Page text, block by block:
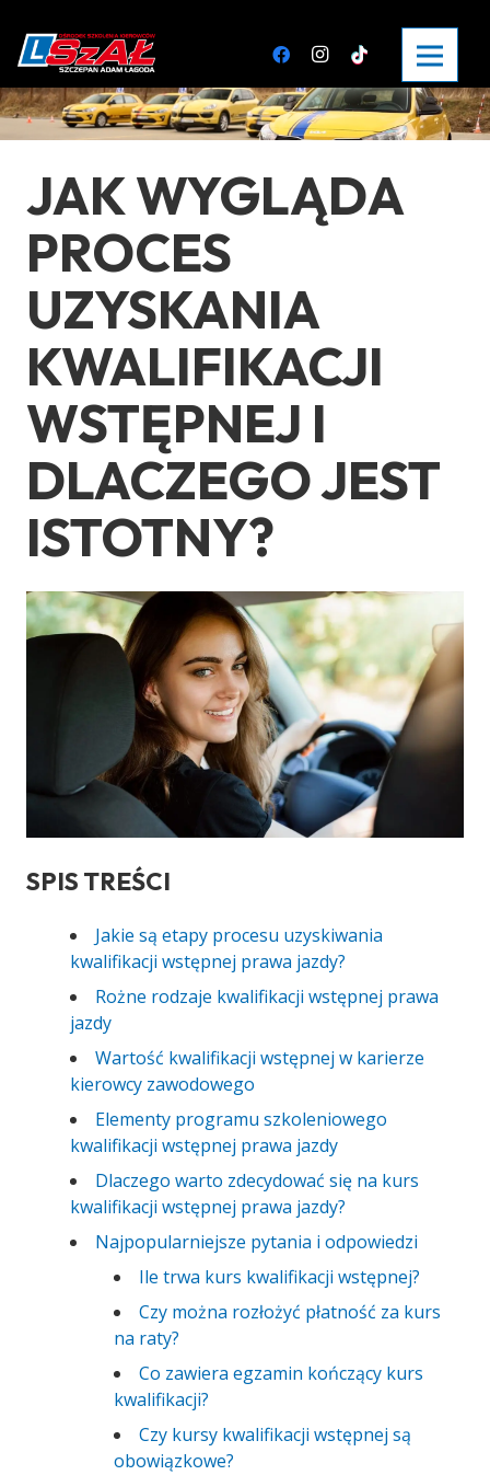
JAK WYGLĄDA
PROCES
UZYSKANIA
KWALIFIKACJI
WSTĘPNEJ I
DLACZEGO JEST
ISTOTNY?
SPIS TREŚCI
Jakie są etapy procesu uzyskiwania
kwalifikacji wstępnej prawa jazdy?
Rożne rodzaje kwalifikacji wstępnej prawa
jazdy
Wartość kwalifikacji wstępnej w karierze
kierowcy zawodowego
Elementy programu szkoleniowego
kwalifikacji wstępnej prawa jazdy
Dlaczego warto zdecydować się na kurs
kwalifikacji wstępnej prawa jazdy?
Najpopularniejsze pytania i odpowiedzi
Ile trwa kurs kwalifikacji wstępnej?
Czy można rozłożyć płatność za kurs
na raty?
Co zawiera egzamin kończący kurs
kwalifikacji?
Czy kursy kwalifikacji wstępnej są
obowiązkowe?